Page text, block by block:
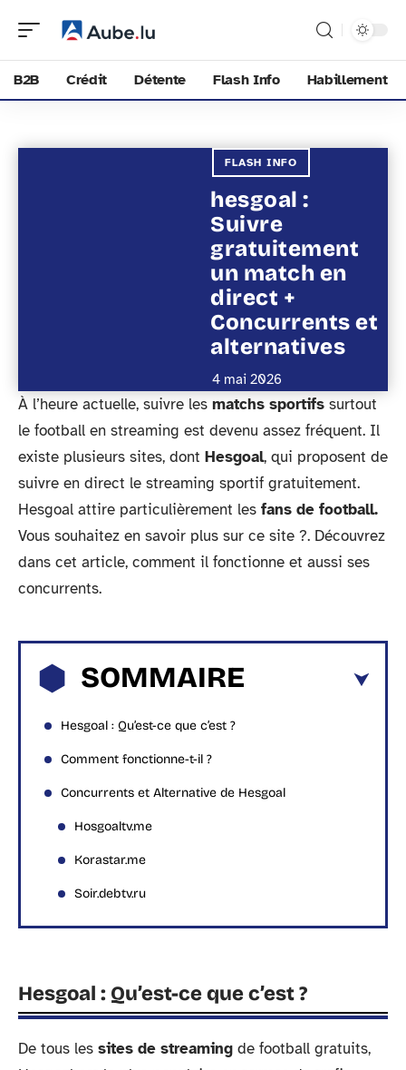
B2B Crédit Détente Flash Info Habillement
FLASH INFO
hesgoal :
Suivre
gratuitement
un match en
direct +
Concurrents et
alternatives
4 mai 2026
À l’heure actuelle, suivre les matchs sportifs surtout
le football en streaming est devenu assez fréquent. Il
existe plusieurs sites, dont Hesgoal, qui proposent de
suivre en direct le streaming sportif gratuitement.
Hesgoal attire particulièrement les fans de football.
Vous souhaitez en savoir plus sur ce site ?. Découvrez
dans cet article, comment il fonctionne et aussi ses
concurrents.
SOMMAIRE
Hesgoal : Qu’est-ce que c’est ?
Comment fonctionne-t-il ?
Concurrents et Alternative de Hesgoal
Hosgoaltv.me
Korastar.me
Soir.debtv.ru
Hesgoal : Qu’est-ce que c’est ?
De tous les sites de streaming de football gratuits,